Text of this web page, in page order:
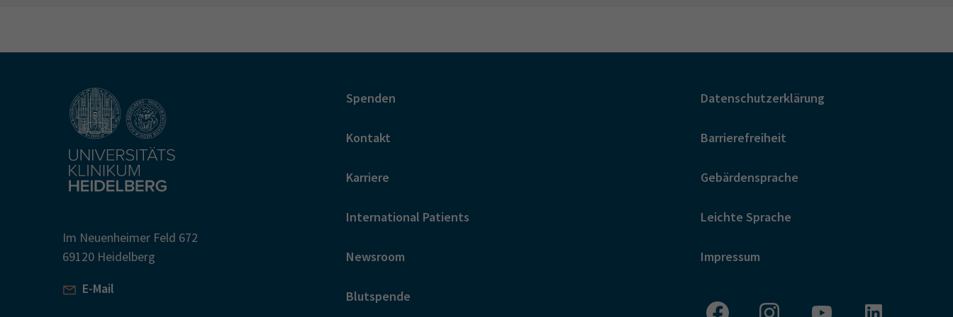
Im Neuenheimer Feld 672
69120 Heidelberg
E-Mail
Spenden
Kontakt
Karriere
International Patients
Newsroom
Blutspende
Datenschutzerklärung
Barrierefreiheit
Gebärdensprache
Leichte Sprache
Impressum